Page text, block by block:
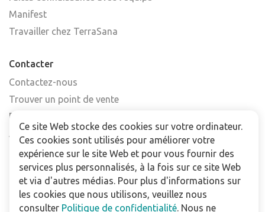
Manifest
Travailler chez TerraSana
Contacter
Contactez-nous
Trouver un point de vente
FAQ
Abonnez-vous à la newsletter
Pour les professionnels
Téléchargements
Ce site Web stocke des cookies sur votre ordinateur.
Ces cookies sont utilisés pour améliorer votre
expérience sur le site Web et pour vous fournir des
services plus personnalisés, à la fois sur ce site Web
et via d'autres médias. Pour plus d'informations sur
les cookies que nous utilisons, veuillez nous
consulter Politique de confidentialité. Nous ne